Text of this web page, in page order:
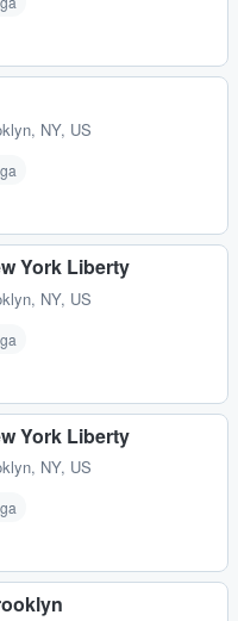
NY, US
York Liberty
NY, US
York Liberty
NY, US